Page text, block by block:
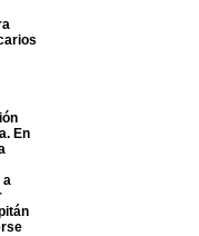
En
a